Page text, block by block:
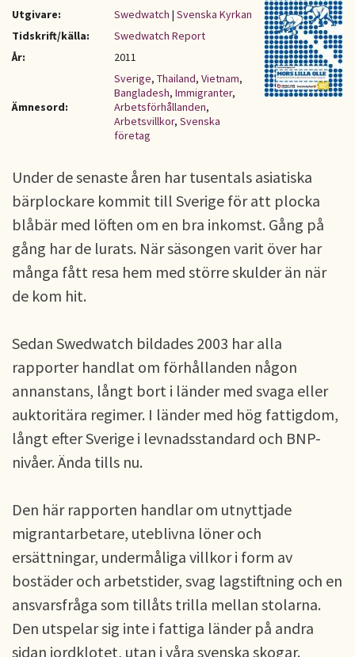
Utgivare:
Swedwatch | Svenska Kyrkan
Tidskrift/källa:
Swedwatch Report
År:
2011
Ämnesord:
Sverige, Thailand, Vietnam,
Bangladesh, Immigranter,
Arbetsförhållanden,
Arbetsvillkor, Svenska
företag
Under de senaste åren har tusentals asiatiska
bärplockare kommit till Sverige för att plocka
blåbär med löften om en bra inkomst. Gång på
gång har de lurats. När säsongen varit över har
många fått resa hem med större skulder än när
de kom hit.
Sedan Swedwatch bildades 2003 har alla
rapporter handlat om förhållanden någon
annanstans, långt bort i länder med svaga eller
auktoritära regimer. I länder med hög fattigdom,
långt efter Sverige i levnadsstandard och BNP-
nivåer. Ända tills nu.
Den här rapporten handlar om utnyttjade
migrantarbetare, uteblivna löner och
ersättningar, undermåliga villkor i form av
bostäder och arbetstider, svag lagstiftning och en
ansvarsfråga som tillåts trilla mellan stolarna.
Den utspelar sig inte i fattiga länder på andra
sidan jordklotet, utan i våra svenska skogar.